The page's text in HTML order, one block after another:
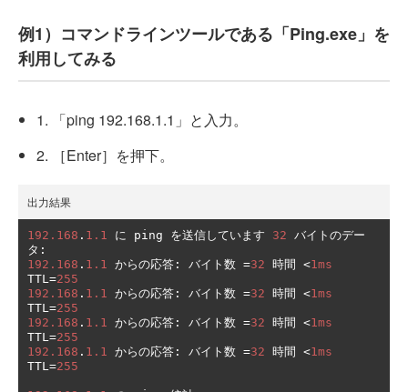
例1）コマンドラインツールである「Ping.exe」を
利用してみる
1. 「ping 192.168.1.1」と入力。
2. ［Enter］を押下。
出力結果
192.168 . 1.1 に ping を送信しています 32 バイトのデー
タ:
192.168 . 1.1 からの応答: バイト数 =32 時間 <1ms
TTL=255
192.168 . 1.1 からの応答: バイト数 =32 時間 <1ms
TTL=255
192.168 . 1.1 からの応答: バイト数 =32 時間 <1ms
TTL=255
192.168 . 1.1 からの応答: バイト数 =32 時間 <1ms
TTL=255